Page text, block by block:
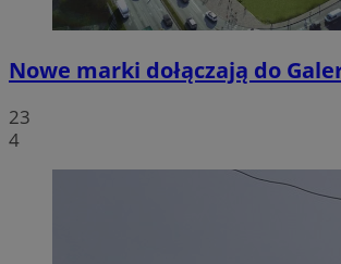
Nowe marki dołączają do
23
4